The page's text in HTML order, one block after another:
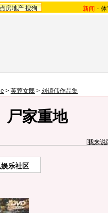
房地产 搜狗 新闻 -
> 芙蓉女郎 > 刘镇伟作品集
尸家重地
[我来说
乐社区